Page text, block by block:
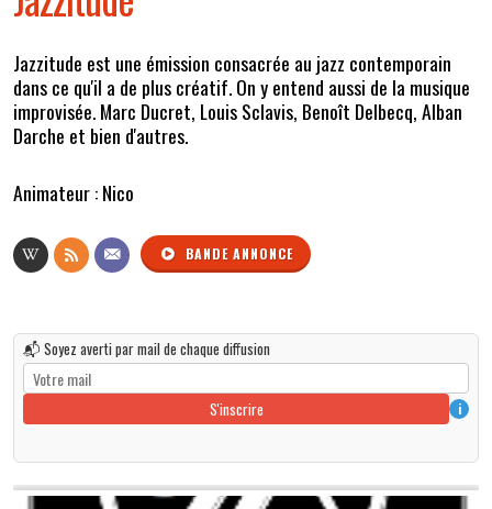
Jazzitude est une émission consacrée au jazz contemporain
dans ce qu'il a de plus créatif. On y entend aussi de la musique
improvisée. Marc Ducret, Louis Sclavis, Benoît Delbecq, Alban
Darche et bien d'autres.
Animateur : Nico
BANDE ANNONCE
📬 Soyez averti par mail de chaque diffusion
S'inscrire i